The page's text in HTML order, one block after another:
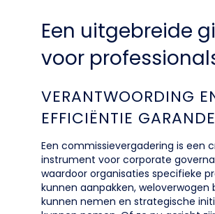
Een uitgebreide
voor
VERANTWOORDING
EFFICIËNTIE
Een commissievergadering is een
instrument voor corporate
waardoor organisaties specifieke
kunnen aanpakken, weloverwogen
kunnen nemen en strategische